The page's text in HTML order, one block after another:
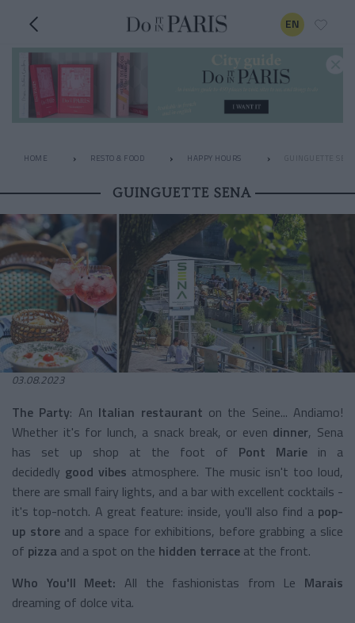
EN
HOME RESTO & FOOD HAPPY HOURS GUINGUETTE
GUINGUETTE SENA
03.08.2023
The Party: An Italian restaurant on the Seine... Andiamo!
Whether it's for lunch, a snack break, or even dinner, Sena
has set up shop at the foot of Pont Marie in a
decidedly good vibes atmosphere. The music isn't too loud,
there are small fairy lights, and a bar with excellent cocktails -
it's top-notch. A great feature: inside, you'll also find a pop-
up storeand a space for exhibitions, before grabbing a slice
of pizza and a spot on the hidden terrace at the front.
Who You'll Meet: All the fashionistas from Le Marais
dreaming of dolce vita.